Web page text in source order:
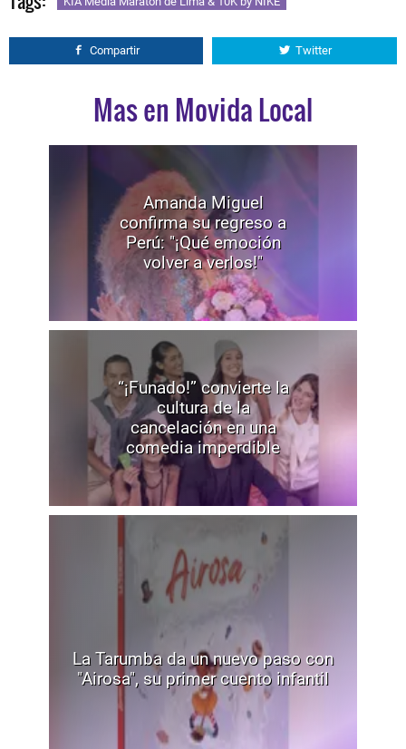
Compartir Twitter
Mas en Movida Local
Amanda Miguel
confirma su regreso a
Perú: "¡Qué emoción
volver a verlos!"
“¡Funado!” convierte la
cultura de la
cancelación en una
comedia imperdible
La Tarumba da un nuevo paso con
"Airosa", su primer cuento infantil